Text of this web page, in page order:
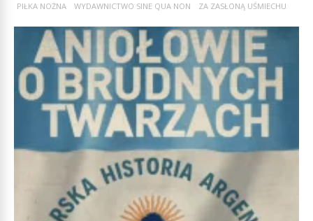
PIŁKA NOŻNA
WYDAWNICTWO SINE QUA NON ZA ZASŁONĄ UŚMIECHU